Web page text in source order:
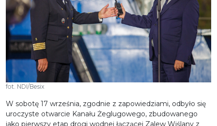
fot. NDI/Besix
W sobotę 17 września, zgodnie z zapowiedziami, odbyło się
uroczyste otwarcie Kanału Żeglugowego, zbudowanego
jako pierwszy etap drogi wodnej łączącej Zalew Wiślany z